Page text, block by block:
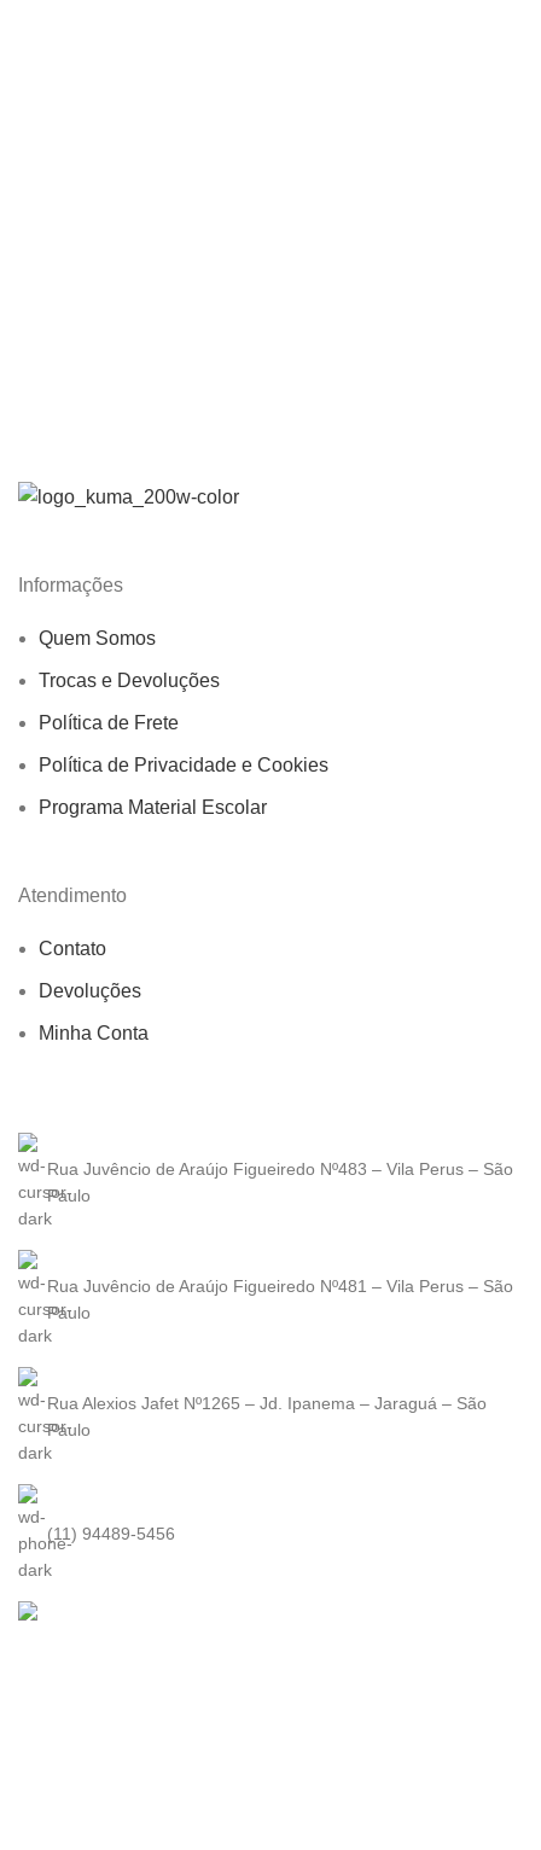
Informações
Quem Somos
Trocas e Devoluções
Política de Frete
Política de Privacidade e Cookies
Programa Material Escolar
Atendimento
Contato
Devoluções
Minha Conta
Rua Juvêncio de Araújo Figueiredo Nº483 – Vila Perus – São
Paulo
Rua Juvêncio de Araújo Figueiredo Nº481 – Vila Perus – São
Paulo
Rua Alexios Jafet Nº1265 – Jd. Ipanema – Jaraguá – São
Paulo
(11) 94489-5456